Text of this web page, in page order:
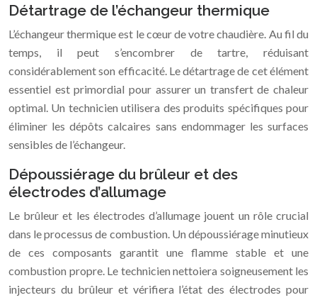
Détartrage de l’échangeur thermique
L’échangeur thermique est le cœur de votre chaudière. Au fil du
temps, il peut s’encombrer de tartre, réduisant
considérablement son efficacité. Le détartrage de cet élément
essentiel est primordial pour assurer un transfert de chaleur
optimal. Un technicien utilisera des produits spécifiques pour
éliminer les dépôts calcaires sans endommager les surfaces
sensibles de l’échangeur.
Dépoussiérage du brûleur et des
électrodes d’allumage
Le brûleur et les électrodes d’allumage jouent un rôle crucial
dans le processus de combustion. Un dépoussiérage minutieux
de ces composants garantit une flamme stable et une
combustion propre. Le technicien nettoiera soigneusement les
injecteurs du brûleur et vérifiera l’état des électrodes pour